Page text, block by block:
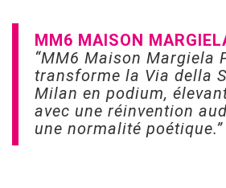
MM6 MAISON
“MM6 Maison Margiela
transforme la Via della
Milan en podium,
avec une réinvention
une normalité poétique.”